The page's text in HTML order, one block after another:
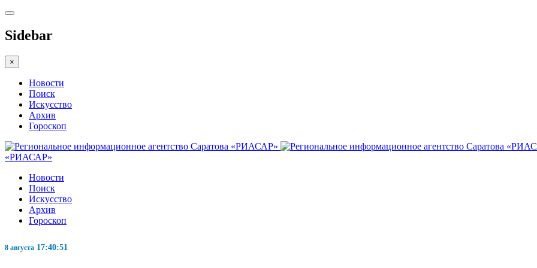
Sidebar
×
Новости
Поиск
Искусство
Архив
Гороскоп
«РИАСАР»
Новости
Поиск
Искусство
Архив
Гороскоп
8 августа 17:40:52